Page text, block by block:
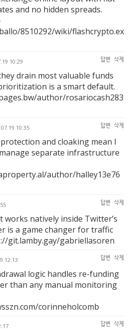
and no hidden spreads.
8510292/wiki/flashcrypto.ex
10:29 답변 삭제
drain most valuable funds
is a smart default.
author/rosariocash283
07.19 10:35 답변 삭제
and cloaking mean I
separate infrastructure
author/halley13e76
답변 삭제
works natively inside Twitter’s
is a game changer for traffic
git.lamby.gay/gabriellasoren
12:13 답변 삭제
logic handles re-funding
than any manual monitoring
corinneholcomb
답변 삭제